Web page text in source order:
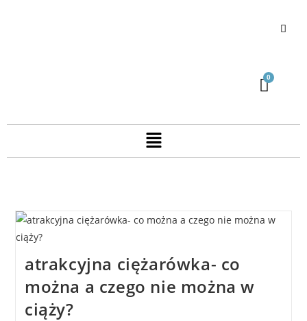
atrakcyjna ciężarówka- co
można a czego nie można w
ciąży?